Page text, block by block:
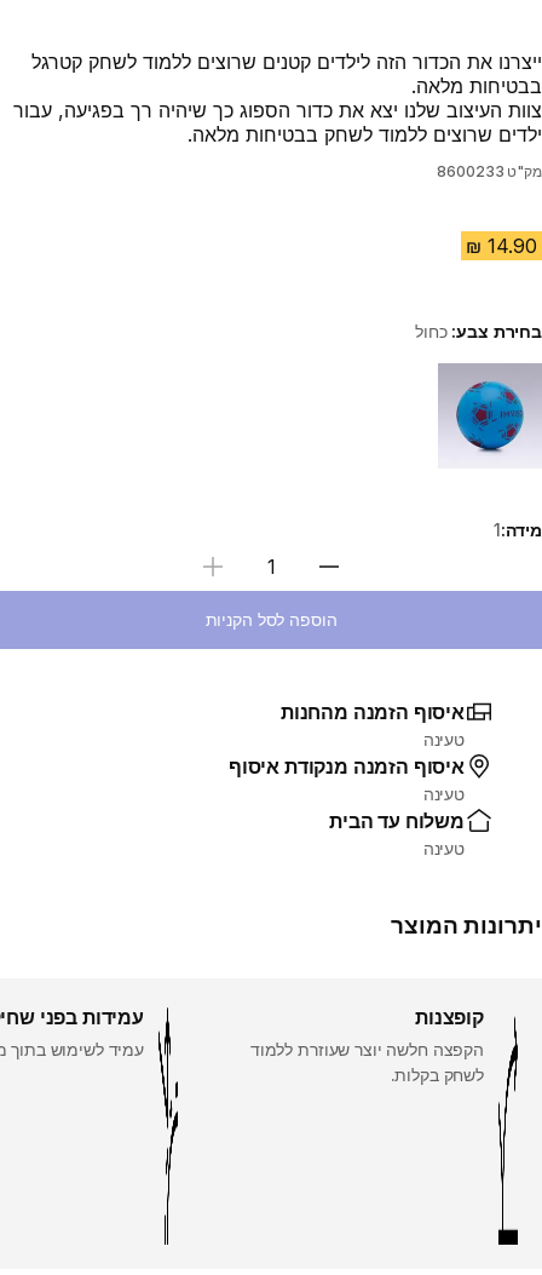
ייצרנו את הכדור הזה לילדים קטנים שרוצים ללמוד לשחק קטרגל
בבטיחות מלאה.
צוות העיצוב שלנו יצא את כדור הספוג כך שיהיה רך בפגיעה, עבור
ילדים שרוצים ללמוד לשחק בבטיחות מלאה.
מק"ט 8600233
בחירת צבע:כחול
Choose a variant
מידה:1
בחירת כמות
הוספה לסל הקניות
איסוף הזמנה מהחנות
טעינה
איסוף הזמנה מנקודת איסוף
טעינה
משלוח עד הבית
טעינה
יתרונות המוצר
קופצנות
הקפצה חלשה יוצר שעוזרת ללמוד
לשחק בקלות.
עמידות בפני
עמיד לשימוש בתוך